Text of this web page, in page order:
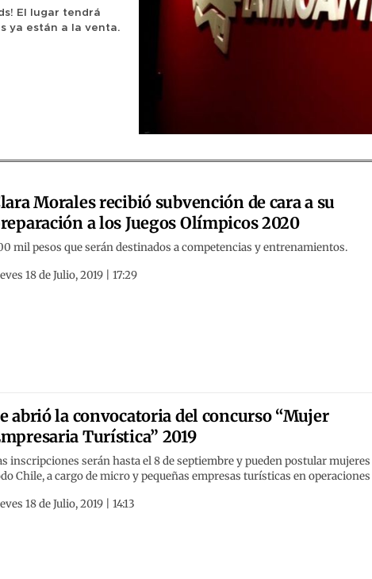
El lugar tendrá
ya están a la venta.
Morales recibió subvención de cara a su
a los Juegos Olímpicos 2020
mil pesos que serán destinados a competencias y entrenamientos.
18 de Julio, 2019 | 17:29
abrió la convocatoria del concurso “Mujer
Turística” 2019
inscripciones serán hasta el 8 de septiembre y pueden postular mujeres
Chile, a cargo de micro y pequeñas empresas turísticas en operaciones
18 de Julio, 2019 | 14:13